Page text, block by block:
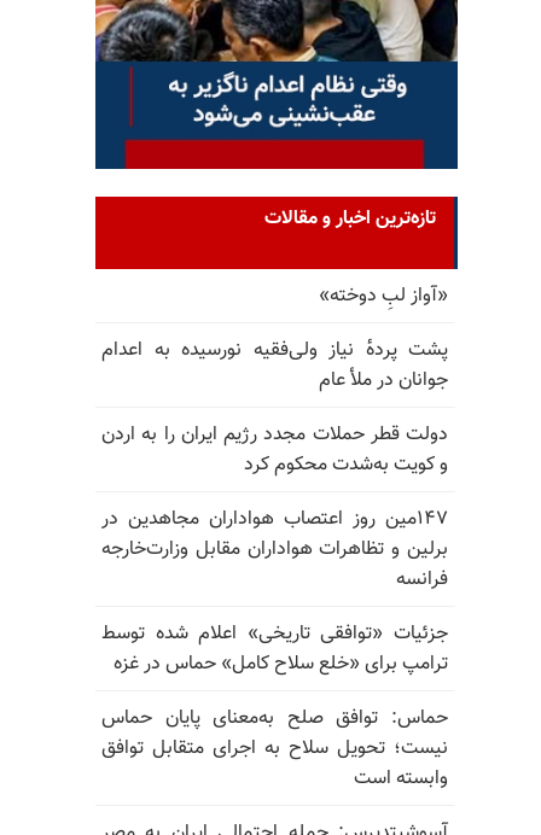
تازه‌ترین اخبار و مقالات
«آواز لبِ دوخته»
پشت پرده‌ٔ نیاز ولی‌فقیه نورسیده به اعدام
جوانان در ملأ عام
دولت قطر حملات مجدد رژیم ایران را به اردن
و کویت به‌شدت محکوم کرد
۱۴۷مین روز اعتصاب هواداران مجاهدین در
برلین و تظاهرات هواداران مقابل وزارت‌خارجه
فرانسه
جزئیات «توافقی تاریخی» اعلام شده توسط
ترامپ برای «خلع سلاح کامل» حماس در غزه
حماس: توافق صلح به‌معنای پایان حماس
نیست؛ تحویل سلاح به اجرای متقابل توافق
وابسته است